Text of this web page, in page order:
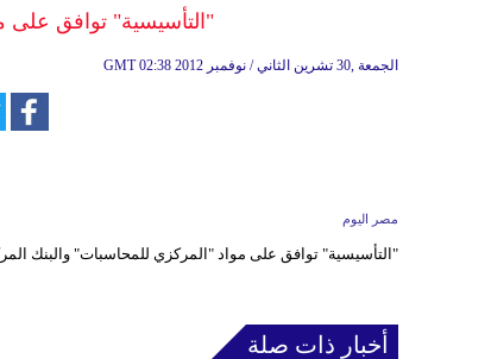
"التأسيسية" توافق على
GMT 02:38 2012 الجمعة ,30 تشرين الثاني / نوفمبر
مصر اليوم
"التأسيسية" توافق على مواد "المركزي للمحاسبات" والبنك
أخبار ذات صلة